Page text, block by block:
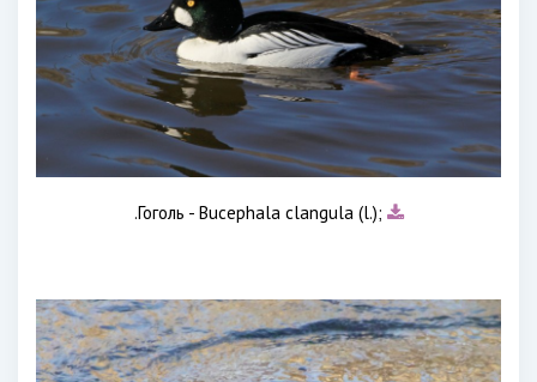
.Гоголь - Bucephala clangula (l.);